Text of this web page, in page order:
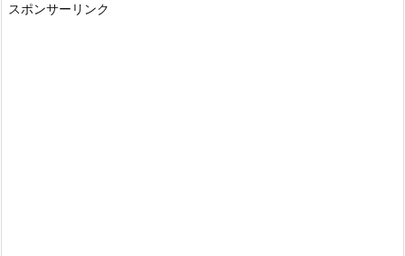
スポンサーリンク